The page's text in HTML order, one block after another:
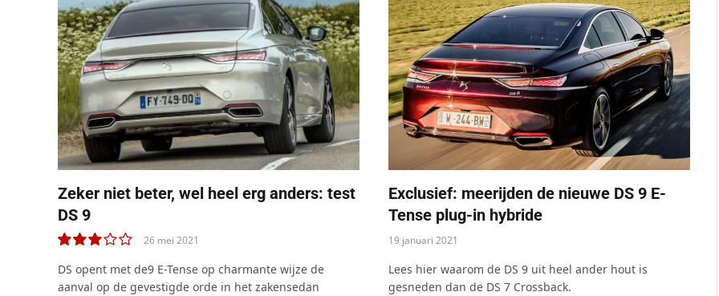
Zeker niet beter, wel heel erg anders: test
DS 9
6.0
26 mei 2021
DS opent met de9 E-Tense op charmante wijze de
aanval op de gevestigde orde in het zakensedan
Exclusief: meerijden de nieuwe DS 9 E-
Tense plug-in hybride
19 januari 2021
Lees hier waarom de DS 9 uit heel ander hout is
gesneden dan de DS 7 Crossback.